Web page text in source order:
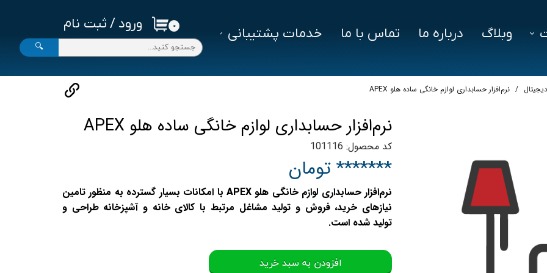
ورود / ثبت نام
خروج از حساب کاربری
۰
🔍
وبلاگ درباره ما تماس با ما
خدمات پشتیبانی
نرم‌افزار حسابداری لوازم خانگی ساده هلو APEX
نرم‌افزار حسابداری لوازم خانگی ساده هلو APEX
کد محصول: 101116
******* تومان
نرم‌افزار حسابداری لوازم خانگی هلو APEX با امکانات بسیار گسترده به منظور تامین
نیازهای خرید، فروش و تولید مشاغل مرتبط با کالای خانه و آشپزخانه طراحی و
تولید شده است.
افزودن به سبد خرید